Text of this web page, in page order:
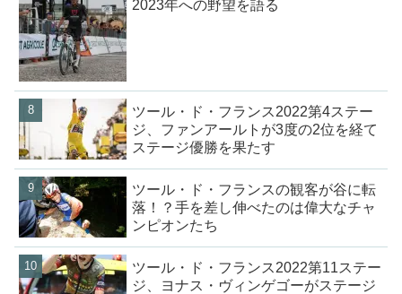
2023年への野望を語る
ツール・ド・フランス2022第4ステー
ジ、ファンアールトが3度の2位を経て
ステージ優勝を果たす
ツール・ド・フランスの観客が谷に転
落！？手を差し伸べたのは偉大なチャ
ンピオンたち
ツール・ド・フランス2022第11ステー
ジ、ヨナス・ヴィンゲゴーがステージ